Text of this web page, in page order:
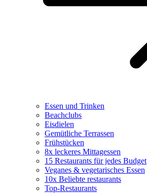
Essen und Trinken
Beachclubs
Eisdielen
Gemütliche Terrassen
Frühstücken
8x leckeres Mittagessen
15 Restaurants für jedes Budget
Veganes & vegetarisches Essen
10x Beliebte restaurants
Top-Restaurants